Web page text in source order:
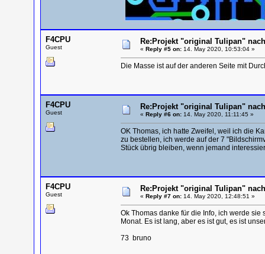
F4CPU
Guest
Re:Projekt "original Tulipan"
« Reply #5 on:14. May 2020, 10:53:04 »
Die Masse ist auf der anderen Seite mit
F4CPU
Guest
Re:Projekt "original Tulipan"
« Reply #6 on:14. May 2020, 11:11:45 »
OK Thomas, ich hatte Zweifel, weil ich die
zu bestellen, ich werde auf der 7
Stück übrig bleiben, wenn jemand
F4CPU
Guest
Re:Projekt "original Tulipan"
« Reply #7 on:14. May 2020, 12:48:51 »
Ok Thomas danke für die Info, ich werde
Monat. Es ist lang, aber es ist gut, es ist
73 bruno